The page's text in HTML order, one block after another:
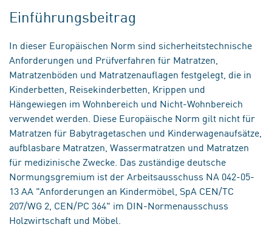
Einführungsbeitrag
In dieser Europäischen Norm sind sicherheitstechnische
Anforderungen und Prüfverfahren für Matratzen,
Matratzenböden und Matratzenauflagen festgelegt, die in
Kinderbetten, Reisekinderbetten, Krippen und
Hängewiegen im Wohnbereich und Nicht-Wohnbereich
verwendet werden. Diese Europäische Norm gilt nicht für
Matratzen für Babytragetaschen und Kinderwagenaufsätze,
aufblasbare Matratzen, Wassermatratzen und Matratzen
für medizinische Zwecke. Das zuständige deutsche
Normungsgremium ist der Arbeitsausschuss NA 042-05-
13 AA "Anforderungen an Kindermöbel, SpA CEN/TC
207/WG 2, CEN/PC 364" im DIN-Normenausschuss
Holzwirtschaft und Möbel.